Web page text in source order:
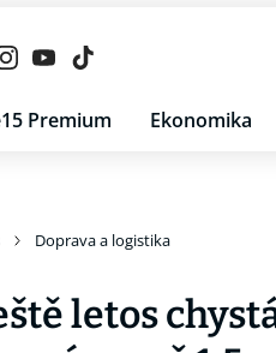
Premium Ekonomika
Doprava a logistika
letos